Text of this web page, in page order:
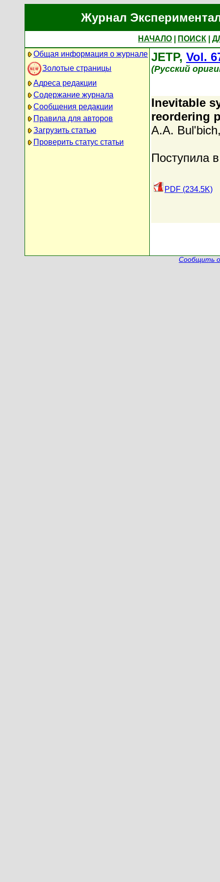
Журнал
НАЧАЛО ПОИСК
Общая информация о журнале
Золотые страницы
Адреса редакции
Содержание журнала
Сообщения редакции
Правила для авторов
Загрузить статью
Проверить статус статьи
JETP, Vol.
(Русский
Inevitable
reordering
A.A. Bul'bich
Поступила
PDF (234.5K)
Сообщить о